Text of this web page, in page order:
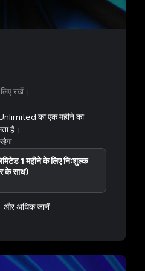
रखें।
का एक महीने का
है।
1 महीने के लिए निःशुल्क
के साथ)
और अधिक जानें